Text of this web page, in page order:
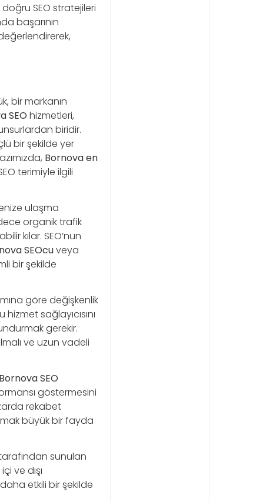
SEO stratejileri
başarının
bir markanın
SEO hizmetleri,
biridir.
bir şekilde yer
Bornova en
terimiyle ilgili
ulaşma
organik trafik
kılar. SEO’nun
SEOcuveya
bir şekilde
göre değişkenlik
sağlayıcısını
gerekir.
ve uzun vadeli
Bornova SEO
göstermesini
rekabet
büyük bir fayda
sunulan
ve dışı
etkili bir şekilde